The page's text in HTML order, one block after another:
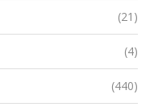
(21)
(4)
(440)